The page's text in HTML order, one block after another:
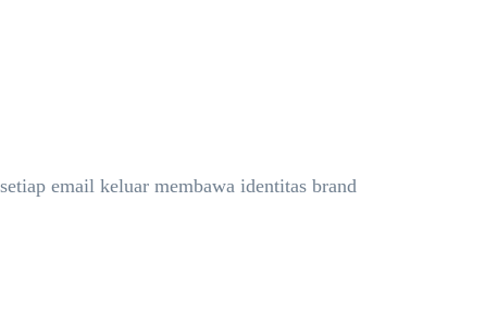
email keluar membawa identitas brand